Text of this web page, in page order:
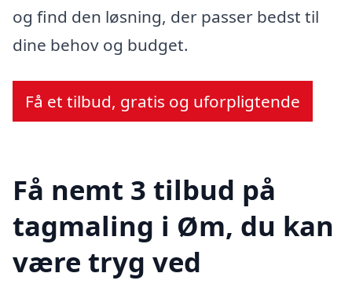
og find den løsning, der passer bedst til
dine behov og budget.
Få et tilbud, gratis og uforpligtende
Få nemt 3 tilbud på
tagmaling i Øm, du kan
være tryg ved